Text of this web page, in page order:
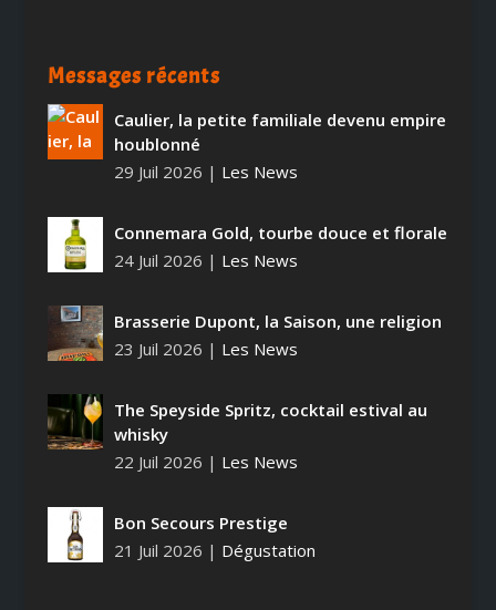
Messages récents
Caulier, la petite familiale devenu empire
houblonné
29 Juil 2026 | Les News
Connemara Gold, tourbe douce et florale
24 Juil 2026 | Les News
Brasserie Dupont, la Saison, une religion
23 Juil 2026 | Les News
The Speyside Spritz, cocktail estival au
whisky
22 Juil 2026 | Les News
Bon Secours Prestige
21 Juil 2026 | Dégustation